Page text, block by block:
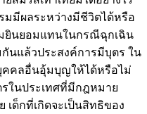
มีผลระหว่างมีชีวิตได้หรือ
ยินยอมแทนในกรณีฉุกเฉิน
นแล้วประสงค์การมีบุตร ใน
คคลอื่นอุ้มบุญให้ได้หรือไม่
ในประเทศที่มีกฎหมาย
ด็กที่เกิดจะเป็นสิทธิของ